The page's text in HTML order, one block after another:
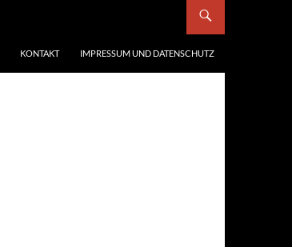
KONTAKT IMPRESSUM UND DATENSCHUTZ